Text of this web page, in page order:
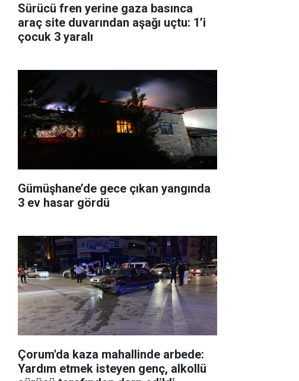
Sürücü fren yerine gaza basınca
araç site duvarından aşağı uçtu: 1’i
çocuk 3 yaralı
Gümüşhane’de gece çıkan yangında
3 ev hasar gördü
Çorum'da kaza mahallinde arbede:
Yardım etmek isteyen genç, alkollü